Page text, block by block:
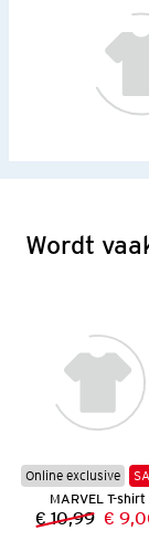
Wordt
Online exclusive
MARVEL T-shirt
€ 10,99 €